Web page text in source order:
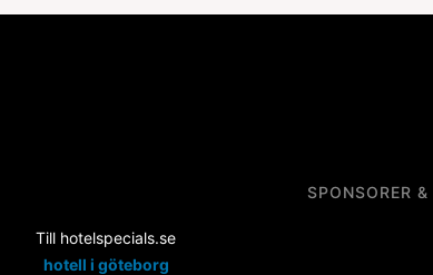
SPONSORER
Till hotelspecials.se
hotell i göteborg